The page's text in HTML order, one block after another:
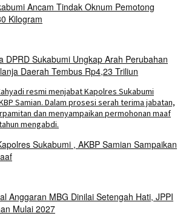
Ancam Tindak Oknum Pemotong
Kilogram
DPRD Sukabumi Ungkap Arah Perubahan
Daerah Tembus Rp4,23 Triliun
Sukabumi , AKBP Samian Sampaikan
Anggaran MBG Dinilai Setengah Hati, JPPI
Mulai 2027